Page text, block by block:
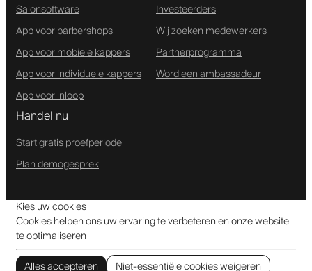
Salonsoftware
App voor barbershops
App voor mobiele kappers
App voor individuele kappers
App voor inloop
Investeerders
Wij zoeken medewerkers
Partnerprogramma
Word een ambassadeur
Handel nu
Start gratis proefperiode
Plan demogesprek
Kies uw cookies
Cookies helpen ons uw ervaring te verbeteren en onze website
te optimaliseren
Alles accepteren
Niet-essentiële cookies weigeren